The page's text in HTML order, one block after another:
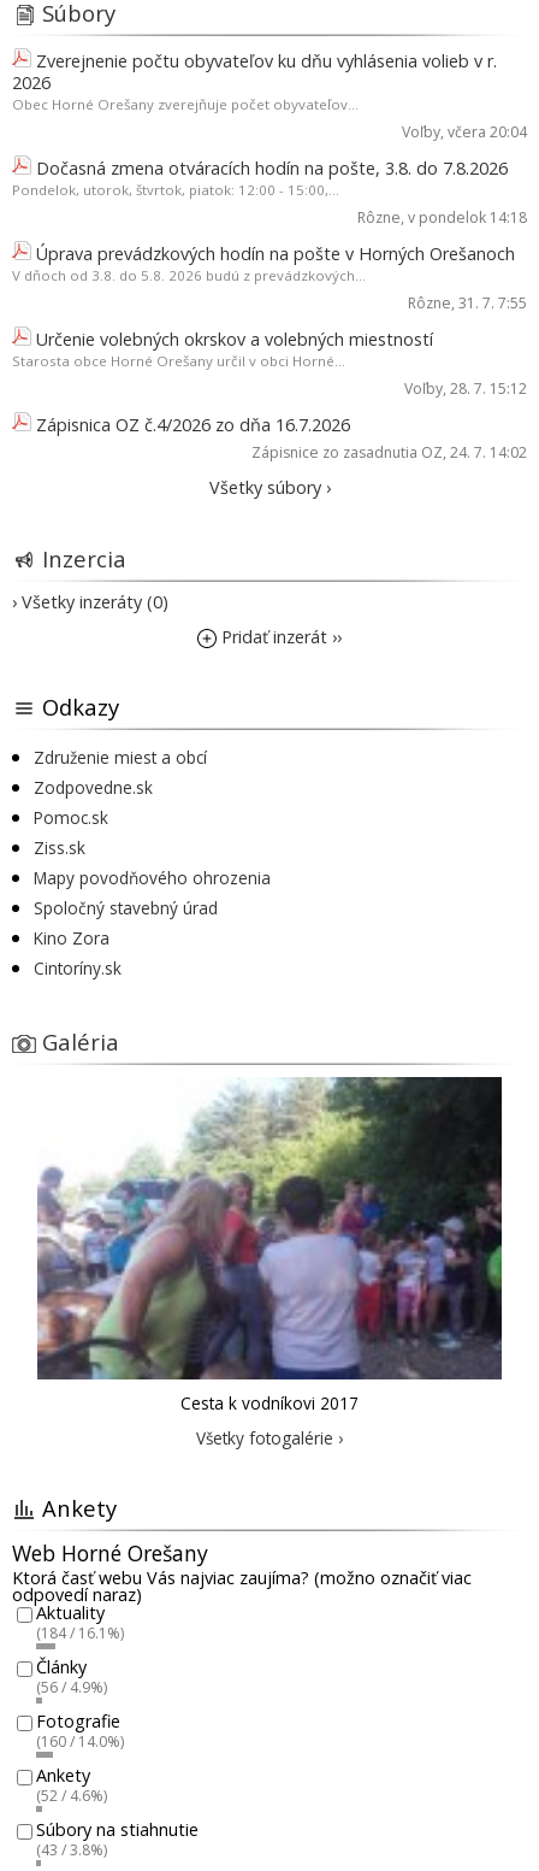
Súbory
Zverejnenie počtu obyvateľov ku dňu vyhlásenia volieb v r.
2026
Obec Horné Orešany zverejňuje počet obyvateľov...
Voľby, včera 20:04
Dočasná zmena otváracích hodín na pošte, 3.8. do 7.8.2026
Pondelok, utorok, štvrtok, piatok: 12:00 - 15:00,...
Rôzne, v pondelok 14:18
Úprava prevádzkových hodín na pošte v Horných Orešanoch
V dňoch od 3.8. do 5.8. 2026 budú z prevádzkových...
Rôzne, 31. 7. 7:55
Určenie volebných okrskov a volebných miestností
Starosta obce Horné Orešany určil v obci Horné...
Voľby, 28. 7. 15:12
Zápisnica OZ č.4/2026 zo dňa 16.7.2026
Zápisnice zo zasadnutia OZ, 24. 7. 14:02
Všetky súbory ›
Inzercia
› Všetky inzeráty (0)
Pridať inzerát ››
Odkazy
Združenie miest a obcí
Zodpovedne.sk
Pomoc.sk
Ziss.sk
Mapy povodňového ohrozenia
Spoločný stavebný úrad
Kino Zora
Cintoríny.sk
Galéria
Cesta k vodníkovi 2017
Všetky fotogalérie ›
Ankety
Web Horné Orešany
Ktorá časť webu Vás najviac zaujíma? (možno označiť viac
odpovedí naraz)
Aktuality
(184 / 16.1%)
Články
(56 / 4.9%)
Fotografie
(160 / 14.0%)
Ankety
(52 / 4.6%)
Súbory na stiahnutie
(43 / 3.8%)